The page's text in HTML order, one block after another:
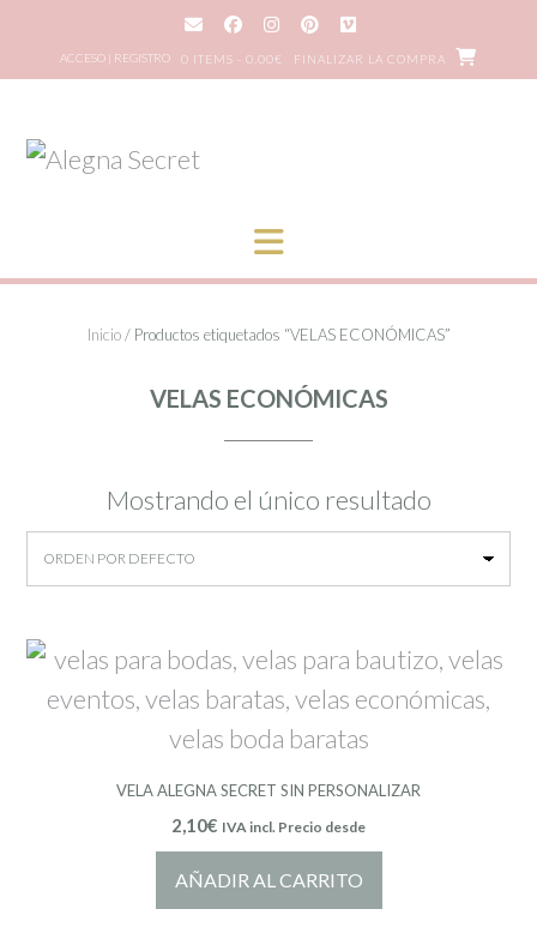
ACCESO | REGISTRO 0 ITEMS - 0,00€ FINALIZAR LA COMPRA
Inicio/ Productos etiquetados “VELAS ECONÓMICAS”
VELAS ECONÓMICAS
Mostrando el único resultado
VELA ALEGNA SECRET SIN PERSONALIZAR
2,10€ IVA incl. Precio desde
AÑADIR AL CARRITO